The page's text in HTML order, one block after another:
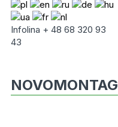
Infolina + 48 68 320 93
43
NOVOMONTAG